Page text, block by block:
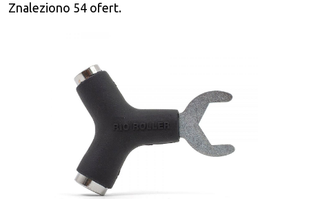
Znaleziono 54 ofert.